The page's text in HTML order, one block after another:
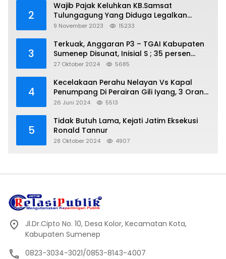
2
Wajib Pajak Keluhkan KB.Samsat
Tulungagung Yang Diduga Legalkan
Pungli
9 November 2023 15233
3
Terkuak, Anggaran P3 – TGAI Kabupaten
Sumenep Disunat, Inisial S ; 35 persen
Bagian Oknum DPR- RI
27 Oktober 2024 5685
4
Kecelakaan Perahu Nelayan Vs Kapal
Penumpang Di Perairan Gili Iyang, 3 Orang
Hilang
26 Juni 2024 5513
5
Tidak Butuh Lama, Kejati Jatim Eksekusi
Ronald Tannur
28 Oktober 2024 4907
Jl.Dr.Cipto No. 10, Desa Kolor, Kecamatan Kota,
Kabupaten Sumenep
0823-3034-3021/0853-8143-4007